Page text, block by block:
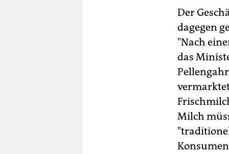
Der
dagegen
"Nach
das
Milch